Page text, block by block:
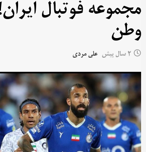
مجموعه فوتبال
وطن
2 سال پیش علی مردی